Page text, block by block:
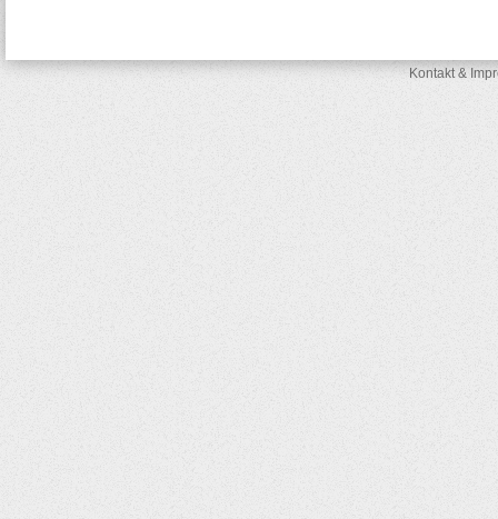
Kontakt &